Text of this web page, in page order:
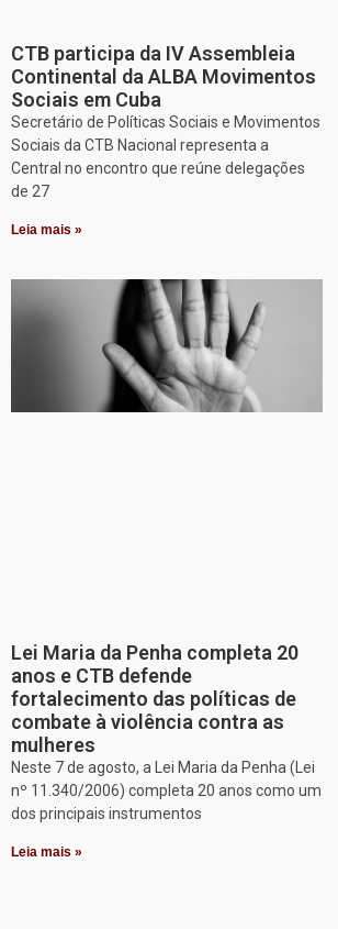
CTB participa da IV Assembleia
Continental da ALBA Movimentos
Sociais em Cuba
Secretário de Políticas Sociais e Movimentos
Sociais da CTB Nacional representa a
Central no encontro que reúne delegações
de 27
Leia mais »
Lei Maria da Penha completa 20
anos e CTB defende
fortalecimento das políticas de
combate à violência contra as
mulheres
Neste 7 de agosto, a Lei Maria da Penha (Lei
nº 11.340/2006) completa 20 anos como um
dos principais instrumentos
Leia mais »